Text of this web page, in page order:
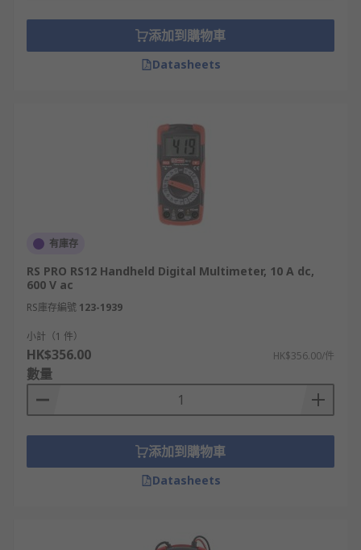
萬用電錶的關鍵參數指標包括測量範圍、精度、電
阻、連續性、電流測量和額定溫度等。有些進階的萬
用電錶型號更加可讓使用者自行選擇要測量的範圍，
萬用數位電錶的品牌推薦
市面上有眾多萬用電錶品牌，其中較為熱門的便有
Fluke、Keysight、Amprobe等。它們都是在業界深
受推薦的品牌，多年來都以其優質電工工具而聞名於
為何選擇RS Pro萬用電表？
RS Pro萬用電錶的價錢更加親民，而電錶的質量亦相
高，十分適合作為家用電錶。
選購各款萬用電錶
RS 歐時提供一系列不同規格和種類的萬用電錶及相
關設備，精選品牌包括Fluke、Keysight、
等任君挑選，可滿足不同的應用
添加到購物車
Datasheets
有庫存
RS PRO RS12 Handheld Digital Multimeter, 10 A dc,
600 V ac
RS庫存編號 123-1939
小計（1 件）
HK$356.00 HK$356.00/件
數量
添加到購物車
Datasheets